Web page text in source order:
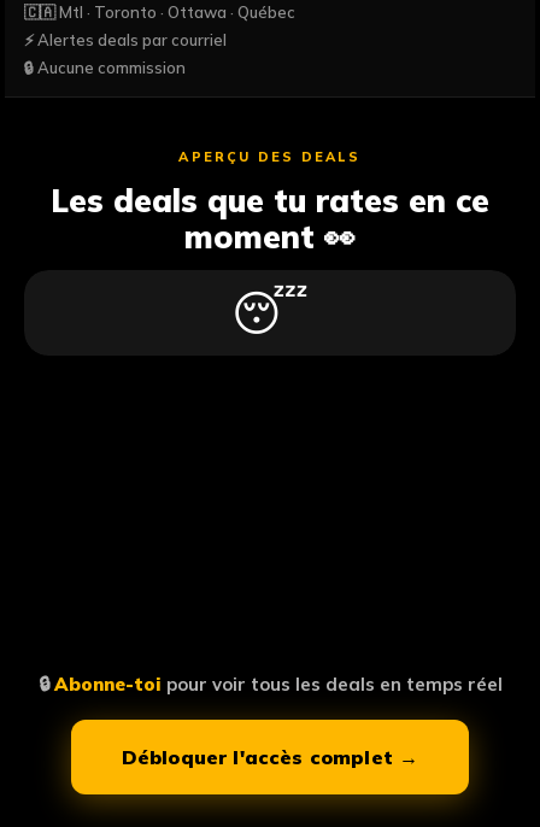
🇨🇦 Mtl · Toronto · Ottawa · Québec
⚡ Alertes deals par courriel
🔒 Aucune commission
APERÇU DES DEALS
Les deals que tu rates en ce
moment 👀
😴
🔒Abonne-toi pour voir tous les deals en temps réel
Débloquer l'accès complet →